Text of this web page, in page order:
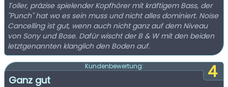
Toller, präzise spielender Kopfhörer mit kräftigem Bass, der
"Punch" hat wo es sein muss und nicht alles dominiert. Noise
Cancelling ist gut, wenn auch nicht ganz auf dem Niveau
von Sony und Bose. Dafür wischt der B & W mit den beiden
letztgenannten klanglich den Boden auf.
4
Kundenbewertung:
Ganz gut